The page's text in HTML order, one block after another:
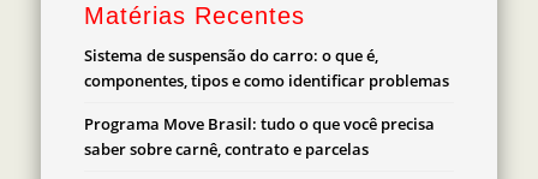
Matérias Recentes
Sistema de suspensão do carro: o que é,
componentes, tipos e como identificar problemas
Programa Move Brasil: tudo o que você precisa
saber sobre carnê, contrato e parcelas